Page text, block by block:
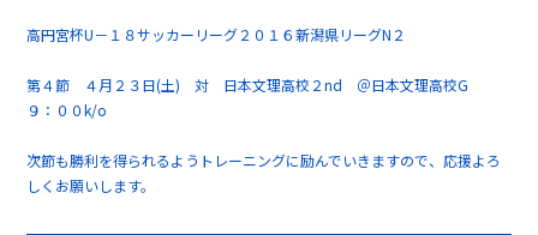
高円宮杯U－１８サッカーリーグ２０１６新潟県リーグN２
第４節 ４月２３日(土) 対 日本文理高校２nd ＠日本文理高校G
９：００k/o
次節も勝利を得られるようトレーニングに励んでいきますので、応援よろ
しくお願いします。